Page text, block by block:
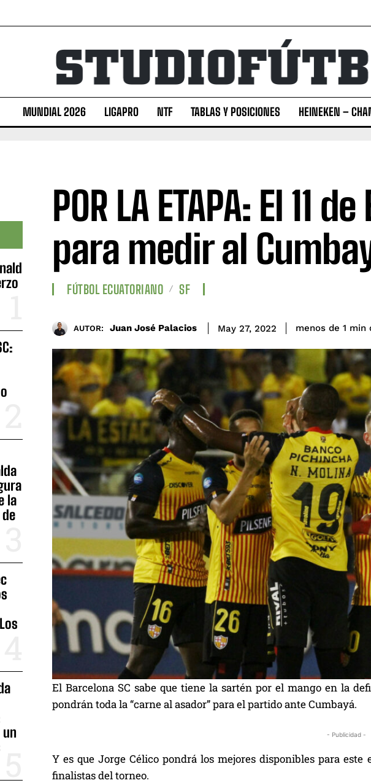
MUNDIAL 2026 LIGAPRO NTF TABLAS Y POSICIONES HEINEKEN –
la
POR LA ETAPA: El 11 de
para medir al
FÚTBOL ECUATORIANO SF
AUTOR: Juan José Palacios May 27, 2022 menos de 1 min
El Barcelona SC sabe que tiene la sartén por el mango en la
pondrán toda la “carne al asador” para el partido ante Cumbayá.
- Publicidad -
Y es que Jorge Célico pondrá los mejores disponibles para
finalistas del torneo.